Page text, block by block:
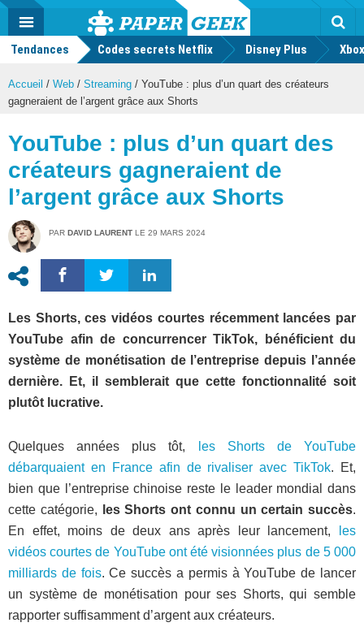
Actu
geek
MENU
Tendances Codes secrets Netflix Disney Plus
Accueil / Web / Streaming / YouTube : plus d’un quart des créateurs
gagneraient de l’argent grâce aux Shorts
YouTube : plus d’un quart des
créateurs gagneraient de
l’argent grâce aux Shorts
PAR DAVID LAURENT LE 29 MARS 2024
Les Shorts, ces vidéos courtes récemment lancées par
YouTube afin de concurrencer TikTok, bénéficient du
système de monétisation de l’entreprise depuis l’année
dernière. Et, il semblerait que cette fonctionnalité soit
plutôt lucrative.
Quelques années plus tôt,
les Shorts de YouTube
débarquaient en France afin de rivaliser avec TikTok. Et,
bien que l’entreprise chinoise reste le leader mondial dans
cette catégorie,
les Shorts ont connu un certain succès.
En effet, moins de deux ans après leur lancement,
les
vidéos courtes de YouTube ont été visionnées plus de 5 000
milliards de fois. Ce succès a permis à YouTube de lancer
un système de monétisation pour ses Shorts, qui semble
rapporter suffisamment d’argent aux créateurs.
Mode
FacebookTwitter Youtube